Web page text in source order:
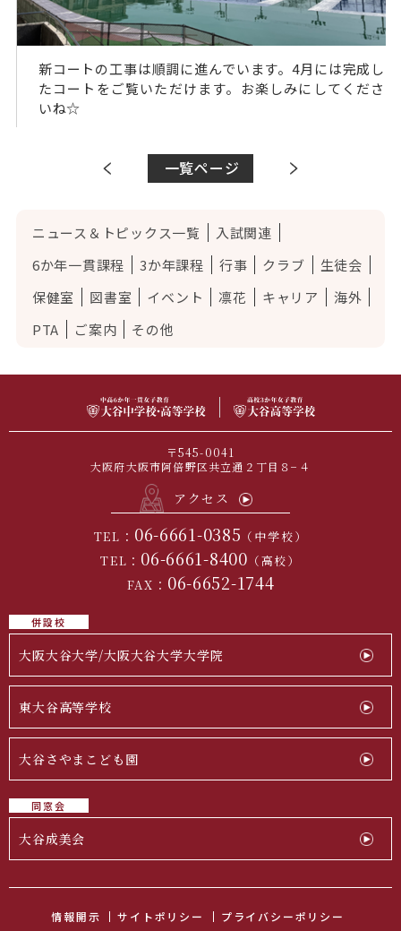
新コートの工事は順調に進んでいます。4月には完成し
たコートをご覧いただけます。お楽しみにしてくださ
いね☆
一覧ページ
ニュース＆トピックス一覧
入試関連
6か年一貫課程
3か年課程 行事 クラブ
生徒会
保健室
図書室 イベント 凛花 キャリア
海外
PTA
ご案内 その他
〒545-0041
大阪府大阪市阿倍野区共立通２丁目８−４
アクセス
TEL： 06-6661-0385 （中学校）
TEL： 06-6661-8400 （高校）
FAX： 06-6652-1744
併設校
大阪大谷大学/大阪大谷大学大学院
東大谷高等学校
大谷さやまこども園
同窓会
大谷成美会
情報開示 サイトポリシー
プライバシーポリシー